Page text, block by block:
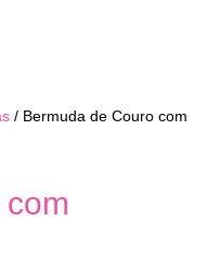
/ Bermuda de Couro com